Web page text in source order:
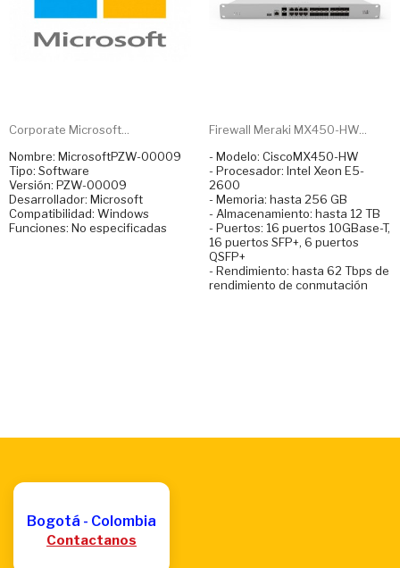
Corporate Microsoft...
Nombre: MicrosoftPZW-00009
Tipo: Software
Versión: PZW-00009
Desarrollador: Microsoft
Compatibilidad: Windows
Funciones: No especificadas
Firewall Meraki MX450-HW...
- Modelo: CiscoMX450-HW
- Procesador: Intel Xeon E5-
2600
- Memoria: hasta 256 GB
- Almacenamiento: hasta 12 TB
- Puertos: 16 puertos 10GBase-T,
16 puertos SFP+, 6 puertos
QSFP+
- Rendimiento: hasta 62 Tbps de
rendimiento de conmutación
Bogotá - Colombia
Contactanos